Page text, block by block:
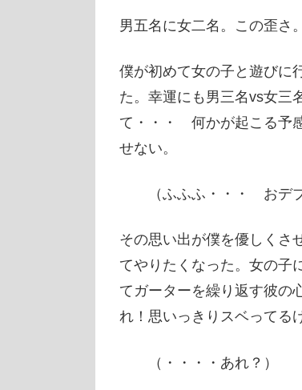
男五名に女二名。この歪さ
僕が初めて女の子と遊びに
た。幸運にも男三名vs女三
て・・・ 何かが起こる予
せない。
（ふふふ・・・ おデブ
その思い出が僕を優しくさ
てやりたくなった。女の子
てガーターを繰り返す彼の
れ！思いっきりスベってる
（・・・・あれ？）